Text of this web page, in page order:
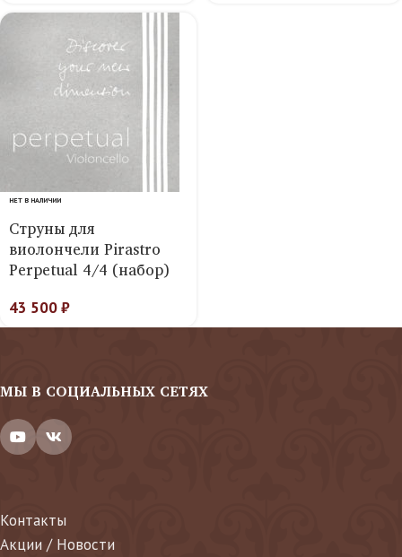
НЕТ В НАЛИЧИИ
Струны для
виолончели Pirastro
Perpetual 4/4 (набор)
43 500₽
МЫ В СОЦИАЛЬНЫХ СЕТЯХ
Контакты
Акции / Новости